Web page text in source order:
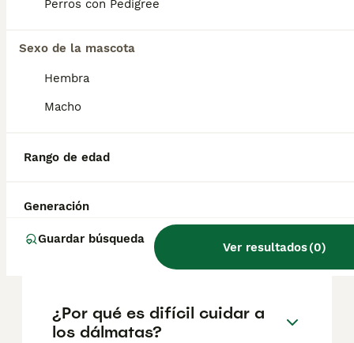
Perros con Pedigree
Sexo de la mascota
Hembra
Macho
Rango de edad
Generación
Guardar búsqueda
Ver resultados(0)
¿Cuántos cachorros tiene
¿Cuántos años suelen vivir
¿Los dálmatas se enferman
fácilmente?
¿Por qué es difícil cuidar a
los dálmatas?